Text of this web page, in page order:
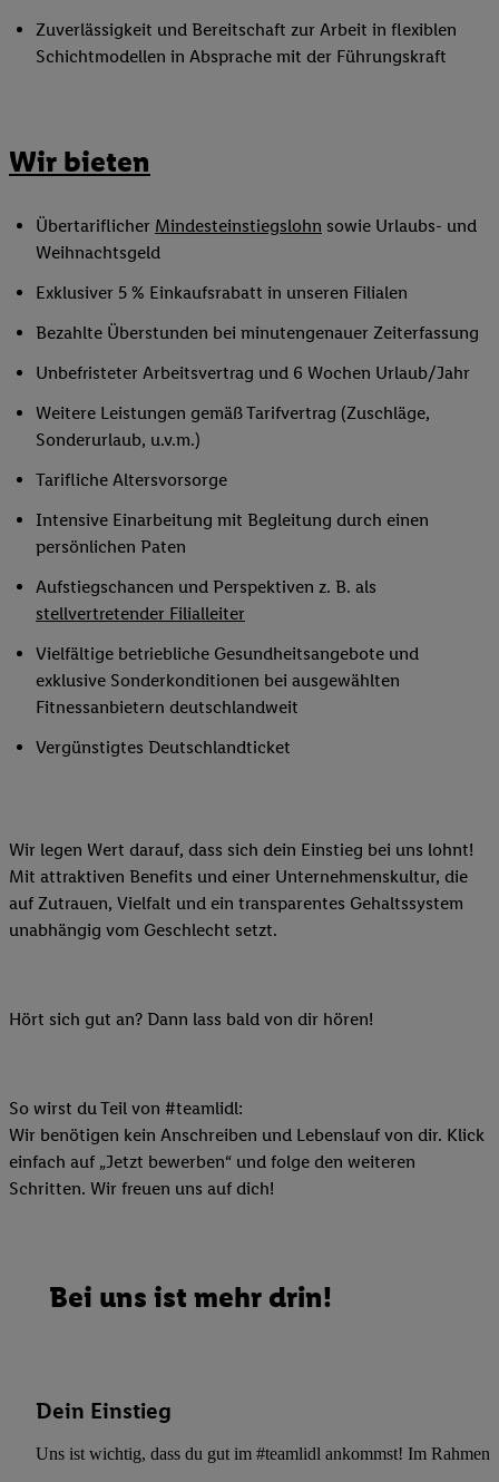
Zuverlässigkeit und Bereitschaft zur Arbeit in flexiblen
Schichtmodellen in Absprache mit der Führungskraft
Wir bieten
Übertariflicher Mindesteinstiegslohn sowie Urlaubs- und
Weihnachtsgeld
Exklusiver 5 % Einkaufsrabatt in unseren Filialen
Bezahlte Überstunden bei minutengenauer Zeiterfassung
Unbefristeter Arbeitsvertrag und 6 Wochen Urlaub/Jahr
Weitere Leistungen gemäß Tarifvertrag (Zuschläge,
Sonderurlaub, u.v.m.)
Tarifliche Altersvorsorge
Intensive Einarbeitung mit Begleitung durch einen
persönlichen Paten
Aufstiegschancen und Perspektiven z. B. als
stellvertretender Filialleiter
Vielfältige betriebliche Gesundheitsangebote und
exklusive Sonderkonditionen bei ausgewählten
Fitnessanbietern deutschlandweit
Vergünstigtes Deutschlandticket
Wir legen Wert darauf, dass sich dein Einstieg bei uns lohnt!
Mit attraktiven Benefits und einer Unternehmenskultur, die
auf Zutrauen, Vielfalt und ein transparentes Gehaltssystem
unabhängig vom Geschlecht setzt.
Hört sich gut an? Dann lass bald von dir hören!
So wirst du Teil von #teamlidl:
Wir benötigen kein Anschreiben und Lebenslauf von dir. Klick
einfach auf „Jetzt bewerben“ und folge den weiteren
Schritten. Wir freuen uns auf dich!
Bei uns ist mehr drin!
Dein Einstieg
Uns ist wichtig, dass du gut im #teamlidl ankommst! Im Rahmen